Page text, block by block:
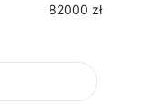
82000 zł